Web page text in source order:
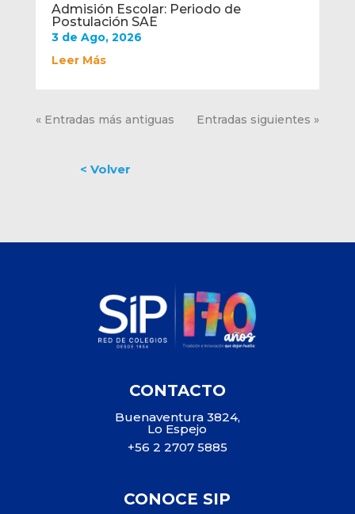
Admisión Escolar: Periodo de
Postulación SAE
3 de Ago, 2026
Leer Más
« Entradas más antiguas Entradas siguientes »
CONTACTO
Buenaventura 3824,
Lo Espejo
+56 2 2707 5885
CONOCE SIP